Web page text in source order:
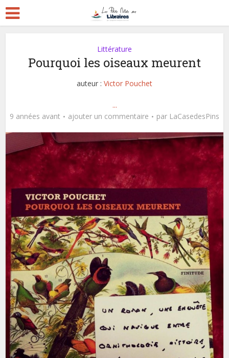
Littérature
Pourquoi les oiseaux meurent
auteur : Victor Pouchet
...
9 années avant
ajouter un commentaire par LaCasedesPins